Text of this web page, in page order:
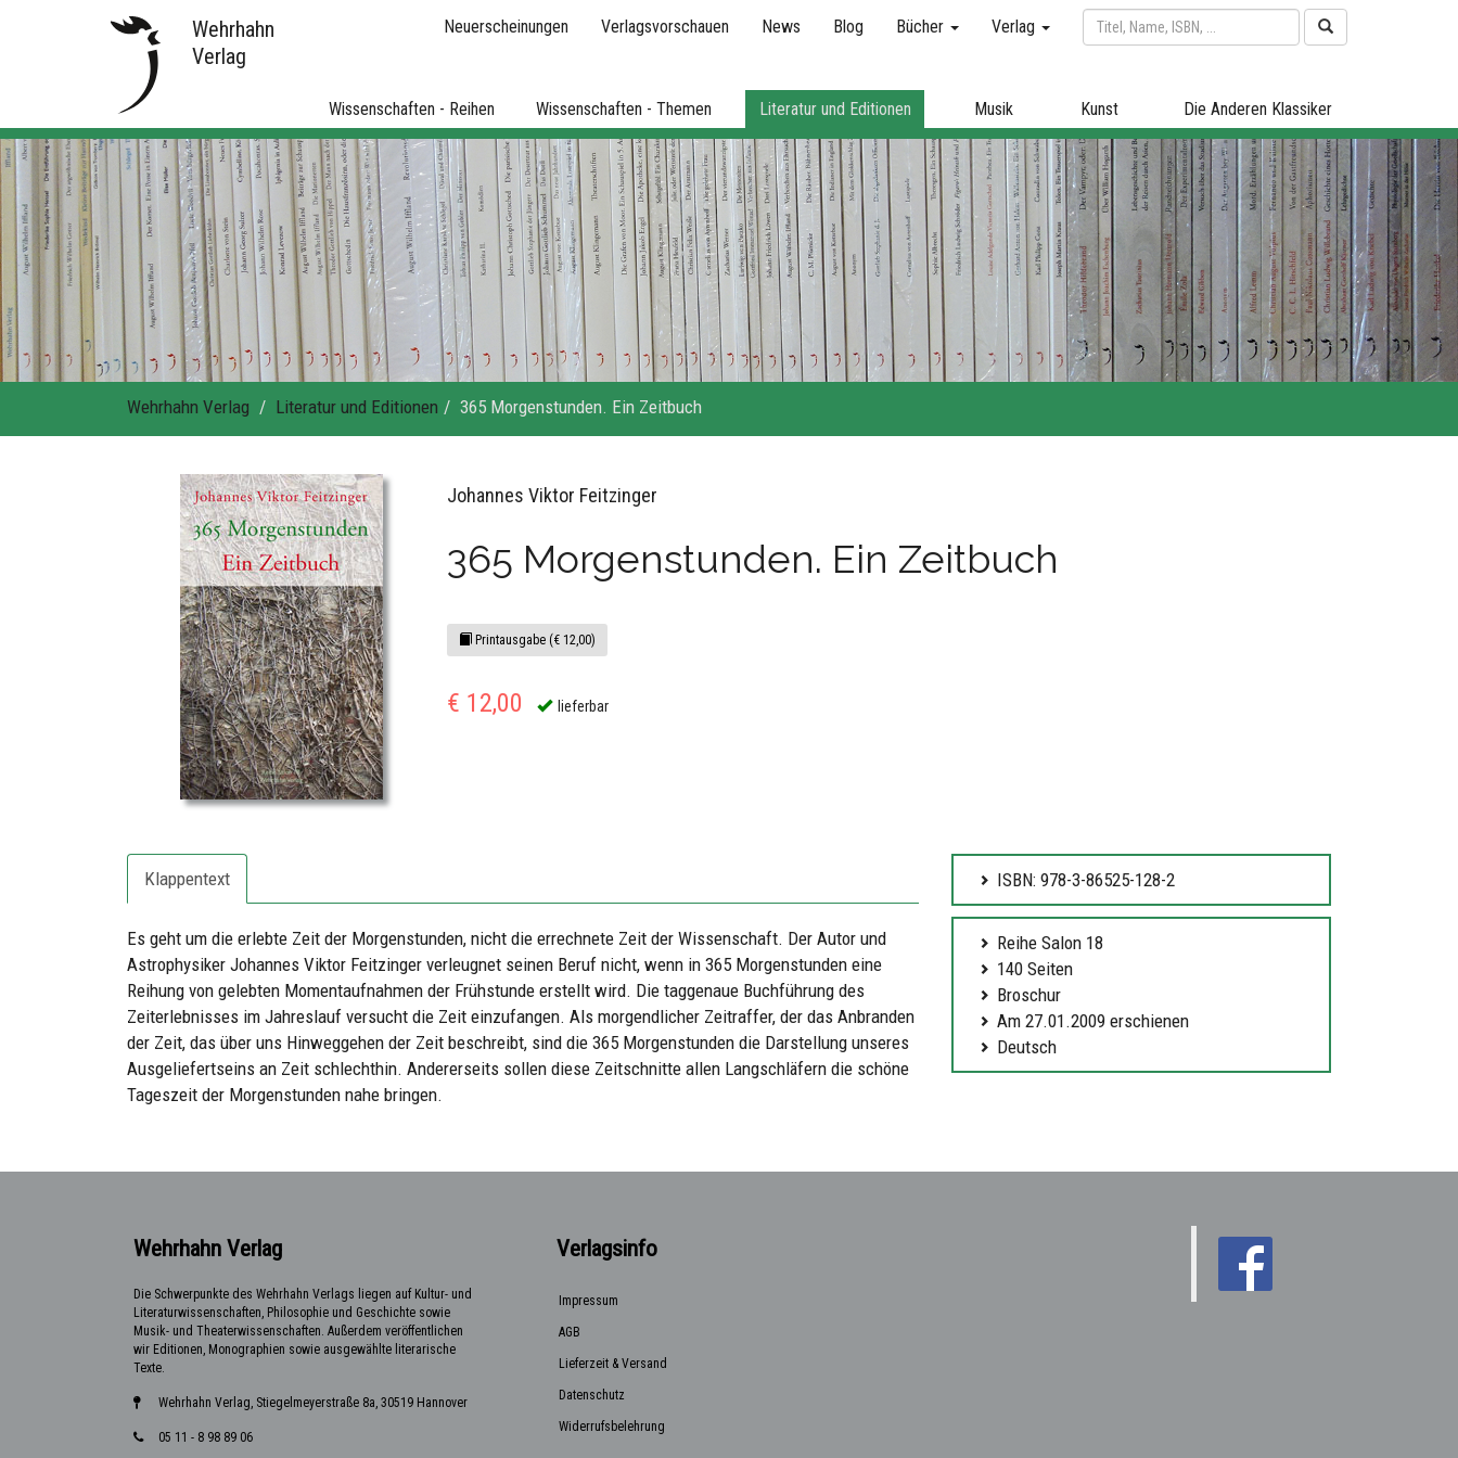
Wehrhahn
Verlag
Neuerscheinungen Verlagsvorschauen News Blog Bücher Verlag
Wissenschaften - Reihen Wissenschaften - Themen Literatur und Editionen Musik Kunst Die Anderen Klassiker
Wehrhahn Verlag Literatur und Editionen 365 Morgenstunden. Ein Zeitbuch
Johannes Viktor Feitzinger
365 Morgenstunden. Ein Zeitbuch
Printausgabe (€ 12,00)
€ 12,00 lieferbar
Klappentext
Es geht um die erlebte Zeit der Morgenstunden, nicht die errechnete Zeit der Wissenschaft. Der Autor und
Astrophysiker Johannes Viktor Feitzinger verleugnet seinen Beruf nicht, wenn in 365 Morgenstunden eine
Reihung von gelebten Momentaufnahmen der Frühstunde erstellt wird. Die taggenaue Buchführung des
Zeiterlebnisses im Jahreslauf versucht die Zeit einzufangen. Als morgendlicher Zeitraffer, der das Anbranden
der Zeit, das über uns Hinweggehen der Zeit beschreibt, sind die 365 Morgenstunden die Darstellung unseres
Ausgeliefertseins an Zeit schlechthin. Andererseits sollen diese Zeitschnitte allen Langschläfern die schöne
Tageszeit der Morgenstunden nahe bringen.
ISBN: 978-3-86525-128-2
Reihe Salon 18
140 Seiten
Broschur
Am 27.01.2009 erschienen
Deutsch
Wehrhahn Verlag
Die Schwerpunkte des Wehrhahn Verlags liegen auf Kultur- und
Literaturwissenschaften, Philosophie und Geschichte sowie
Musik- und Theaterwissenschaften. Außerdem veröffentlichen
wir Editionen, Monographien sowie ausgewählte literarische
Texte.
Wehrhahn Verlag, Stiegelmeyerstraße 8a, 30519 Hannover
05 11 - 8 98 89 06
Verlagsinfo
Impressum
AGB
Lieferzeit & Versand
Datenschutz
Widerrufsbelehrung